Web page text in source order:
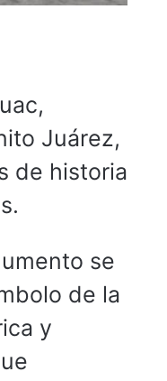
Juárez,
de historia
se
de la
y